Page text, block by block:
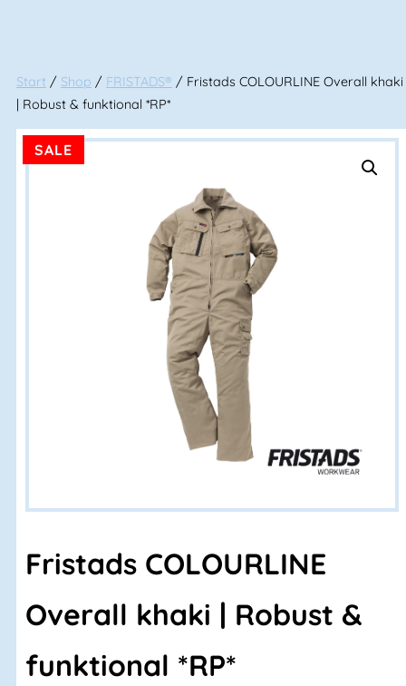
Start / Shop / FRISTADS® / Fristads COLOURLINE Overall khaki
| Robust & funktional *RP*
SALE
Fristads COLOURLINE
Overall khaki | Robust &
funktional *RP*